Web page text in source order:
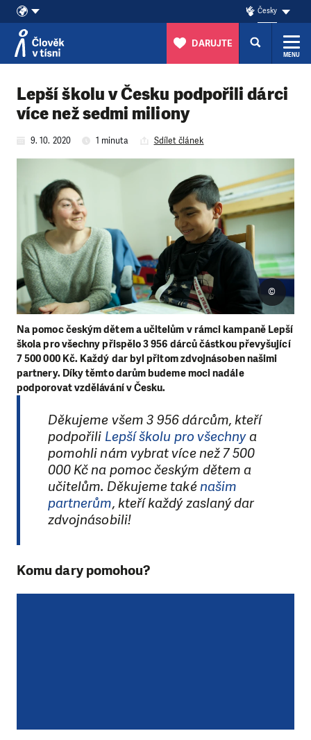
Česky
DARUJTE
MENU
Lepší školu v Česku podpořili dárci
více než sedmi miliony
9. 10. 2020 1 minuta Sdílet článek
Na pomoc českým dětem a učitelům v rámci kampaně Lepší
škola pro všechny přispělo 3 956 dárců částkou převyšující
7 500 000 Kč. Každý dar byl přitom zdvojnásoben našimi
partnery. Díky těmto darům budeme moci nadále
podporovat vzdělávání v Česku.
©
Děkujeme všem 3 956 dárcům, kteří
podpořili Lepší školu pro všechnya
pomohli nám vybrat více než 7 500
000 Kč na pomoc českým dětem a
učitelům. Děkujeme takénašim
partnerům, kteří každý zaslaný dar
zdvojnásobili!
Komu dary pomohou?